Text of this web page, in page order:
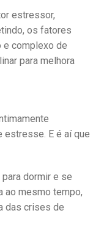
estressor,
os fatores
e complexo de
para melhora
estresse. E é aí que
dormir e se
ao mesmo tempo,
das crises de